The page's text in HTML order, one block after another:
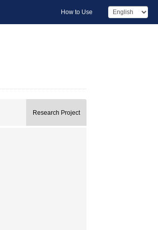
How to Use
Research Project